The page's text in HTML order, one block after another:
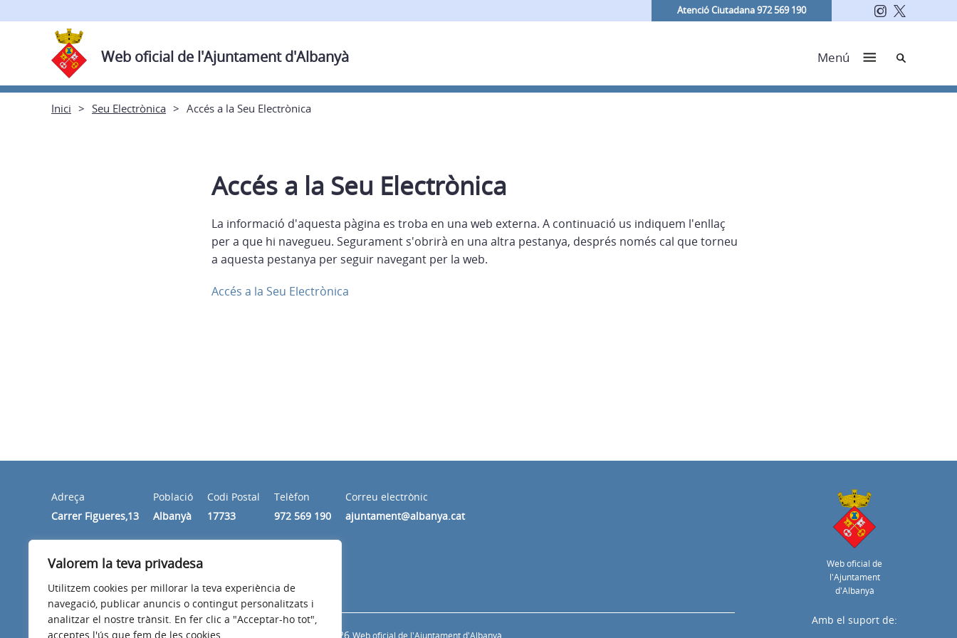
Valorem la teva privadesa
Utilitzem cookies per millorar la teva experiència de
navegació, publicar anuncis o contingut personalitzats i
analitzar el nostre trànsit. En fer clic a "Acceptar-ho tot",
acceptes l'ús que fem de les cookies.
Atenció Ciutadana 972 569 190
Web oficial de l'Ajuntament d'Albanyà Menú Cerca
Inici Seu Electrònica Accés a la Seu Electrònica
Accés a la Seu Electrònica
La informació d'aquesta pàgina es troba en una web externa. A continuació us indiquem l'enllaç
per a que hi navegueu. Segurament s'obrirà en una altra pestanya, després només cal que torneu
a aquesta pestanya per seguir navegant per la web.
Accés a la Seu Electrònica
Adreça
Carrer Figueres,13
Població
Albanyà
Codi Postal
17733
Telèfon
972 569 190
Correu electrònic
ajuntament@albanya.cat
Horari
Dimecres i divendres de 10:00 a 14:00 hores
Web oficial de
l'Ajuntament
d'Albanyà
Avís legal Política de privacitat © 2026
Amb el suport de: